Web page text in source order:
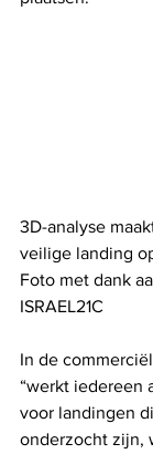
3D-analyse
veilige landing
Foto met dank
ISRAEL21C
In de
“werkt iedereen
voor landingen
onderzocht zijn,